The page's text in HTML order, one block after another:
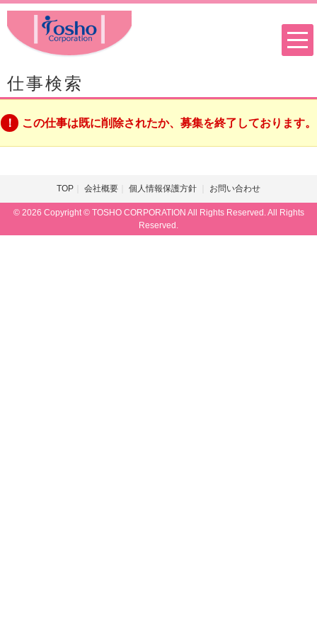
仕事検索
この仕事は既に削除されたか、募集を終了しております。
TOP 会社概要 個人情報保護方針 お問い合わせ
© 2026 Copyright © TOSHO CORPORATION All Rights Reserved. All Rights
Reserved.